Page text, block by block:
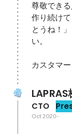
尊敬でき
作り続け
とうね！
い。
カスタマ
CTO
Oct 2020-